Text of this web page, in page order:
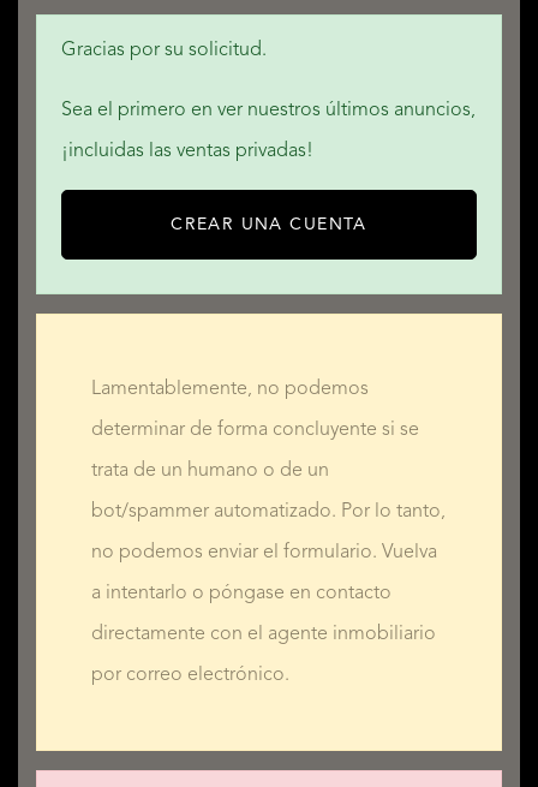
Gracias por su solicitud.
Sea el primero en ver nuestros últimos anuncios,
¡incluidas las ventas privadas!
CREAR UNA CUENTA
Lamentablemente, no podemos
determinar de forma concluyente si se
trata de un humano o de un
bot/spammer automatizado. Por lo tanto,
no podemos enviar el formulario. Vuelva
a intentarlo o póngase en contacto
directamente con el agente inmobiliario
por correo electrónico.
QUALIS INTERNATIONAL REALTY